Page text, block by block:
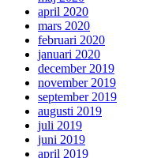
april 2020
mars 2020
februari 2020
januari 2020
december 2019
november 2019
september 2019
augusti 2019
juli 2019
juni 2019
april 2019